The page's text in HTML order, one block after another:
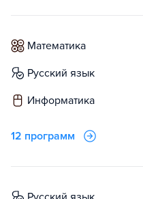
математика
русский язык
информатика
12 программ